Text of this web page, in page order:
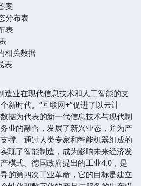
案
分布表
表
相关数据
表
业在现代信息技术和人工智能的支
新时代。“互联网+”促进了以云计
据为代表的新一代信息技术与现代制
业的融合，发展了新兴业态，并为产
撑。通过人类专家和智能机器组成的
现了智能制造，成为影响未来经济发
模式。德国政府提出的工业4.0，是
的第四次工业革命，它的目标是建立